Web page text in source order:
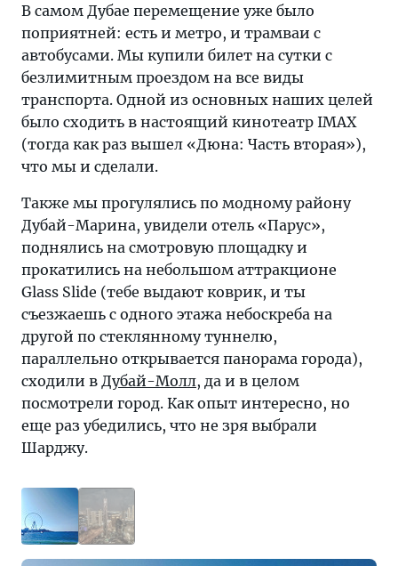
В самом Дубае перемещение уже было
поприятней: есть и метро, и трамваи с
автобусами. Мы купили билет на сутки с
безлимитным проездом на все виды
транспорта. Одной из основных наших целей
было сходить в настоящий кинотеатр IMAX
(тогда как раз вышел «Дюна: Часть вторая»),
что мы и сделали.
Также мы прогулялись по модному району
Дубай-Марина, увидели отель «Парус»,
поднялись на смотровую площадку и
прокатились на небольшом аттракционе
Glass Slide (тебе выдают коврик, и ты
съезжаешь с одного этажа небоскреба на
другой по стеклянному туннелю,
параллельно открывается панорама города),
сходили в Дубай-Молл, да и в целом
посмотрели город. Как опыт интересно, но
еще раз убедились, что не зря выбрали
Шарджу.